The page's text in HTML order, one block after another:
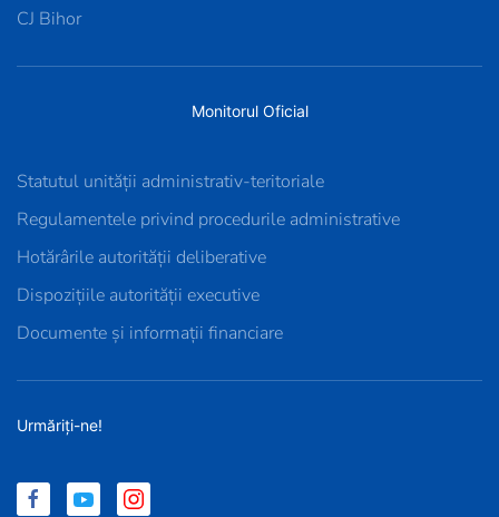
CJ Bihor
Monitorul Oficial
Statutul unității administrativ-teritoriale
Regulamentele privind procedurile administrative
Hotărârile autorității deliberative
Dispozițiile autorității executive
Documente și informații financiare
Urmăriți-ne!